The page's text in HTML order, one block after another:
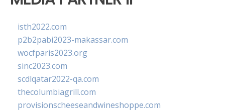
isth2022.com
p2b2pabi2023-makassar.com
wocfparis2023.org
sinc2023.com
scdlqatar2022-qa.com
thecolumbiagrill.com
provisionscheeseandwineshoppe.com